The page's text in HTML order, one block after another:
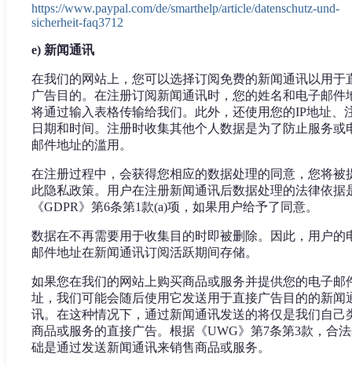
https://www.paypal.com/de/smarthelp/article/datenschutz-und-
sicherheit-faq3712
e) 新闻通讯
在我们的网站上，您可以选择订阅免费的新闻通讯以用于
广告目的。在注册订阅新闻通讯时，您的姓名和电子邮件
将通过输入表格传输给我们。此外，还使用您的IP地址、
日期和时间。注册时收集其他个人数据是为了防止服务或
邮件地址的滥用。
在注册过程中，会获得您相应的数据处理的同意，您将被
此隐私政策。用户在注册新闻通讯后数据处理的法律依据
《GDPR》第6条第1款(a)项，如果用户给予了同意。
数据在不再需要用于收集目的时即被删除。因此，用户的
邮件地址在新闻通讯订阅活跃期间存储。
如果您在我们的网站上购买商品或服务并提供您的电子邮
址，我们可能会随后使用它发送用于直接广告目的的新闻
讯。在这种情况下，通过新闻通讯发送的将仅是我们自己
商品或服务的直接广告。根据《UWG》第7条第3款，合
础是通过发送新闻通讯来销售商品或服务。